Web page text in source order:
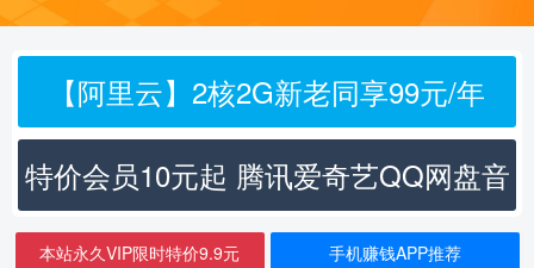
【阿里云】2核2G新老同享99元/年
特价会员10元起 腾讯爱奇艺QQ网盘音
乐
本站永久VIP限时特价9.9元 手机赚钱APP推荐